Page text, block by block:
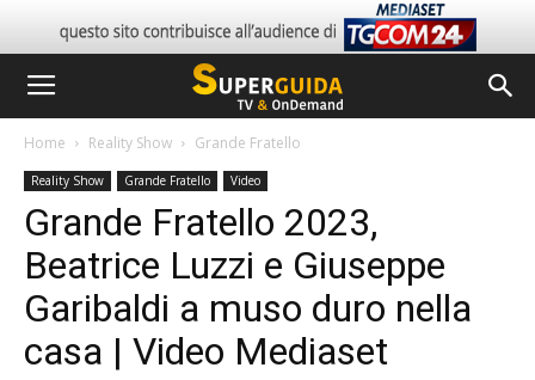
Home Reality Show Grande Fratello
Reality Show Grande Fratello Video
Grande Fratello 2023,
Beatrice Luzzi e Giuseppe
Garibaldi a muso duro nella
casa | Video Mediaset